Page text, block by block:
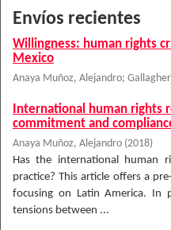
Envíos recientes
Willingness: human rights
Mexico
Anaya Muñoz, Alejandro;
International human rights
commitment and
Anaya Muñoz, Alejandro (2018)
Has the international human
practice? This article offers a
focusing on Latin America. In
tensions between ...